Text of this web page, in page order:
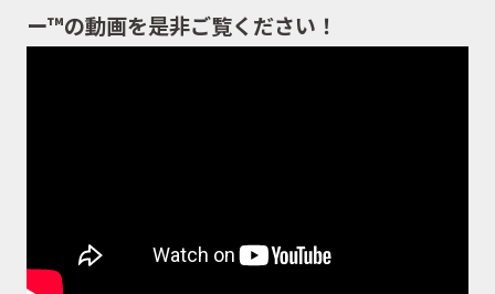
ー™の動画を是非ご覧ください！